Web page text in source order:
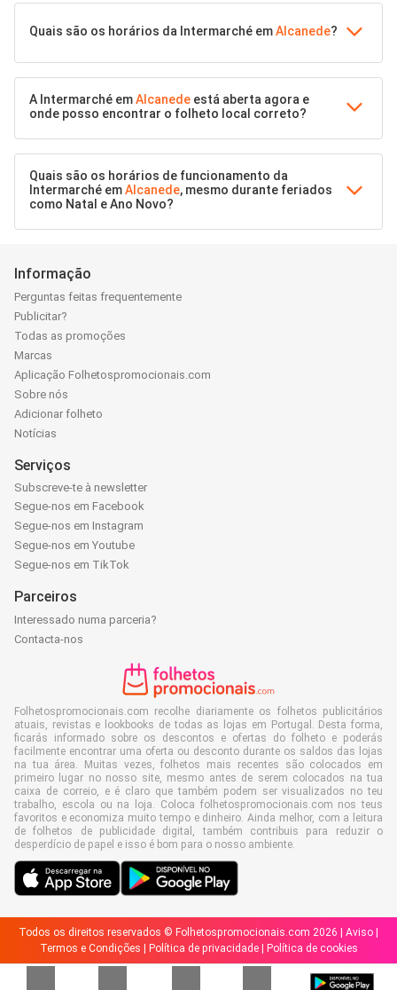
Quais são os horários da Intermarché emAlcanede?
A Intermarché emAlcanede está aberta agora e
onde posso encontrar o folheto local correto?
Quais são os horários de funcionamento da
Intermarché emAlcanede, mesmo durante feriados
como Natal e Ano Novo?
Informação
Perguntas feitas frequentemente
Publicitar?
Todas as promoções
Marcas
Aplicação Folhetospromocionais.com
Sobre nós
Adicionar folheto
Notícias
Serviços
Subscreve-te à newsletter
Segue-nos em Facebook
Segue-nos em Instagram
Segue-nos em Youtube
Segue-nos em TikTok
Parceiros
Interessado numa parceria?
Contacta-nos
Folhetospromocionais.com recolhe diariamente os folhetos publicitários
atuais, revistas e lookbooks de todas as lojas em Portugal. Desta forma,
ficarás informado sobre os descontos e ofertas do folheto e poderás
facilmente encontrar uma oferta ou desconto durante os saldos das lojas
na tua área. Muitas vezes, folhetos mais recentes são colocados em
primeiro lugar no nosso site, mesmo antes de serem colocados na tua
caixa de correio, e é claro que também podem ser visualizados no teu
trabalho, escola ou na loja. Coloca folhetospromocionais.com nos teus
favoritos e economiza muito tempo e dinheiro. Ainda melhor, com a leitura
de folhetos de publicidade digital, também contribuis para reduzir o
desperdício de papel e isso é bom para o nosso ambiente.
Todos os direitos reservados © Folhetospromocionais.com 2026 | Aviso |
Termos e Condições | Política de privacidade| Política de cookies